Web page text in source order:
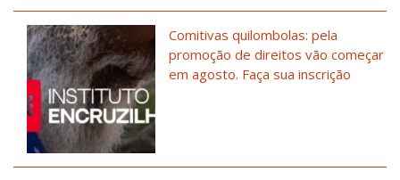
Comitivas quilombolas: pela
promoção de direitos vão começar
em agosto. Faça sua inscrição